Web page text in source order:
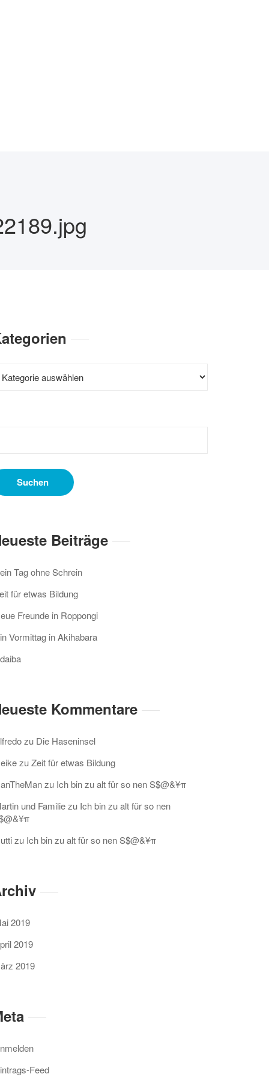
Beiträge
Tag ohne Schrein
für etwas Bildung
Freunde in Roppongi
Vormittag in Akihabara
Kommentare
zu Die Haseninsel
zuZeit für etwas Bildung
zu Ich bin zu alt für so nen S$@&¥π
und Familiezu Ich bin zu alt für so nen
zu Ich bin zu alt für so nen S$@&¥π
2019
2019
2019
Feed